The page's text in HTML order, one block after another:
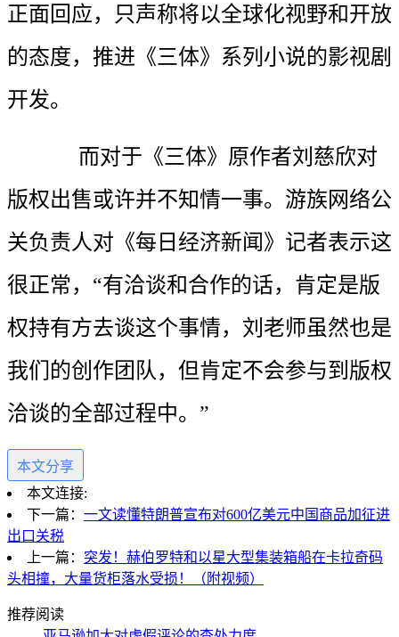
正面回应，只声称将以全球化视野和开放
的态度，推进《三体》系列小说的影视剧
开发。
而对于《三体》原作者刘慈欣对
版权出售或许并不知情一事。游族网络公
关负责人对《每日经济新闻》记者表示这
很正常，“有洽谈和合作的话，肯定是版
权持有方去谈这个事情，刘老师虽然也是
我们的创作团队，但肯定不会参与到版权
洽谈的全部过程中。”
本文分享
本文连接:
下一篇： 一文读懂特朗普宣布对600亿美元中国商品加征进
出口关税
上一篇： 突发！赫伯罗特和以星大型集装箱船在卡拉奇码
头相撞，大量货柜落水受损！（附视频）
推荐阅读